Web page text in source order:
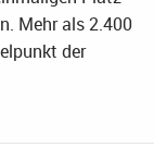
Mehr als 2.400
der